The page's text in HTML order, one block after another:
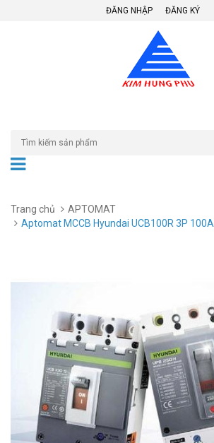
ĐĂNG NHẬP ĐĂNG KÝ
Trang chủ
APTOMAT
Aptomat MCCB Hyundai UCB100R 3P 100A